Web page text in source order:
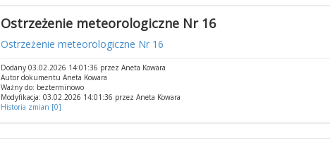
Ostrzeżenie meteorologiczne Nr 16
Ostrzeżenie meteorologiczne Nr 16
Dodany 03.02.2026 14:01:36 przez Aneta Kowara
Autor dokumentu Aneta Kowara
Ważny do: bezterminowo
Modyfikacja: 03.02.2026 14:01:36 przez Aneta Kowara
Historia zmian [0]